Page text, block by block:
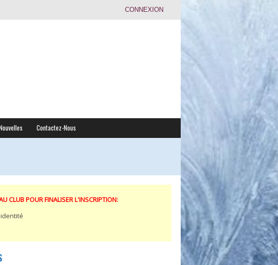
CONNEXION
Contactez-Nous
CLUB POUR FINALISER L'INSCRIPTION: